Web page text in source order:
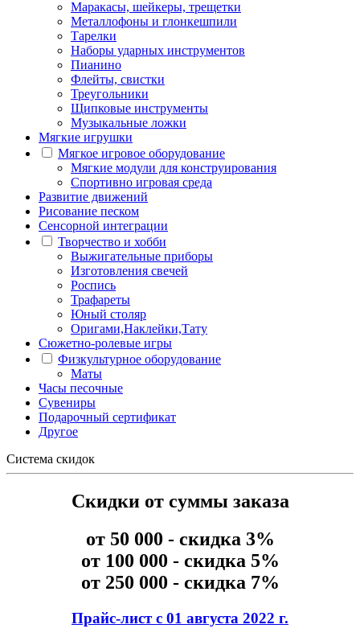
Маракасы, шейкеры, трещетки
Металлофоны и глонкешпили
Тарелки
Наборы ударных инструментов
Пианино
Флейты, свистки
Треугольники
Щипковые инструменты
Музыкальные ложки
Мягкие игрушки
Мягкое игровое оборудование
Мягкие модули для конструирования
Спортивно игровая среда
Развитие движений
Рисование песком
Сенсорной интеграции
Творчество и хобби
Выжигательные приборы
Изготовления свечей
Роспись
Трафареты
Юный столяр
Оригами,Наклейки,Тату
Сюжетно-ролевые игры
Физкультурное оборудование
Маты
Часы песочные
Сувениры
Подарочный сертификат
Другое
Система скидок
Скидки от суммы заказа
от 50 000 - скидка 3%
от 100 000 - скидка 5%
от 250 000 - скидка 7%
Прайс-лист с 01 августа 2022 г.